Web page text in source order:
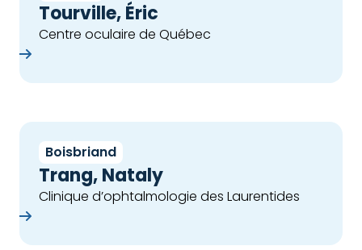
Tourville, Éric
Centre oculaire de Québec
Boisbriand
Trang, Nataly
Clinique d’ophtalmologie des Laurentides